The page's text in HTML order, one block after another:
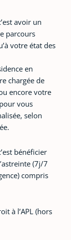
avoir un
parcours
votre état des
en
chargée de
encore votre
vous
selon
bénéficier
(7j/7
compris
à l’APL (hors